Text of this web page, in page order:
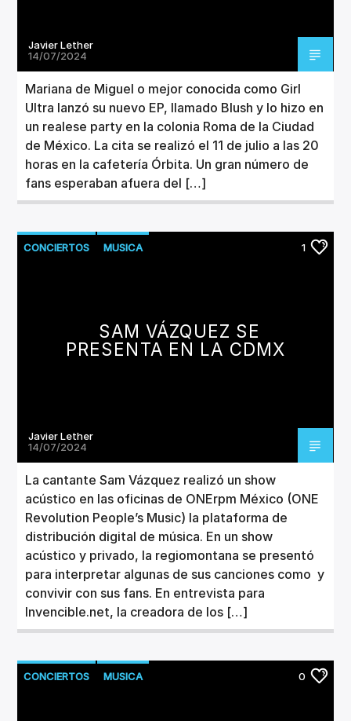
Javier Lether
14/07/2024
Mariana de Miguel o mejor conocida como Girl
Ultra lanzó su nuevo EP, llamado Blush y lo hizo en
un realese party en la colonia Roma de la Ciudad
de México. La cita se realizó el 11 de julio a las 20
horas en la cafetería Órbita. Un gran número de
fans esperaban afuera del […]
CONCIERTOS MUSICA 1
SAM VÁZQUEZ SE
PRESENTA EN LA CDMX
Javier Lether
14/07/2024
La cantante Sam Vázquez realizó un show
acústico en las oficinas de ONErpm México (ONE
Revolution People’s Music) la plataforma de
distribución digital de música. En un show
acústico y privado, la regiomontana se presentó
para interpretar algunas de sus canciones como y
convivir con sus fans. En entrevista para
Invencible.net, la creadora de los […]
CONCIERTOS MUSICA 0